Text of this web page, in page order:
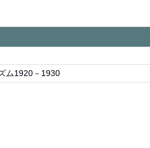
ム1920－1930